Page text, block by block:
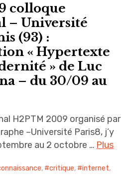
colloque
– Université
(93) :
« Hypertexte
» de Luc
– du 30/09 au
H2PTM 2009 organisé par
–Université Paris8, j’y
au 2 octobre … Plus
, critique, internet,